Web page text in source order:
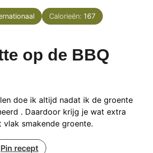
Calorieën: 167
op de BBQ
doe ik altijd nadat ik de groente
. Daardoor krijg je wat extra
smakende groente.
Pin recept